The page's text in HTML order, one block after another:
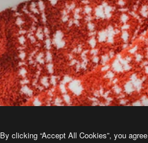
By clicking “Accept All Cookies”, you